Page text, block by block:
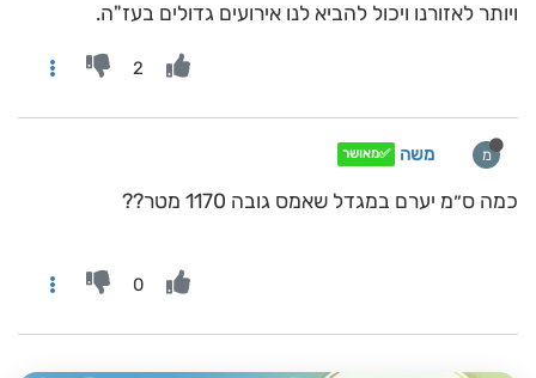
ויותר לאזורנו ויכול להביא לנו אירועים גדולים בעז"ה.
2
מ משה ✅מאושר
כמה ס״מ יערם במגדל שאמס גובה 1170 מטר??
0